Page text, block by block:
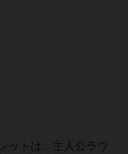
ットは、主人公ラウ